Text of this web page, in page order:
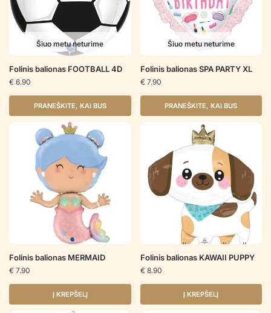
Šiuo metu neturime
Folinis balionas FOOTBALL 4D
€ 6.90
PRANEŠKITE, KAI BUS
Šiuo metu neturime
Folinis balionas SPA PARTY XL
€ 7.90
PRANEŠKITE, KAI BUS
Folinis balionas MERMAID
€ 7.90
Į KREPŠELĮ
Folinis balionas KAWAII PUPPY
€ 8.90
Į KREPŠELĮ